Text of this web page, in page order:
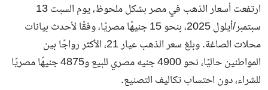
ارتفعت أسعار الذهب في مصر بشكل ملحوظ، يوم السبت 13
سبتمبر/أيلول 2025، بنحو 15 جنيهًا مصريًا، وفقًا لأحدث بيانات
محلات الصاغة. وبلغ سعر الذهب عيار 21، الأكثر رواجًا بين
المواطنين حاليًا، نحو 4900 جنيه مصري للبيع و4875 جنيهًا مصريًا
للشراء، دون احتساب تكاليف التصنيع.